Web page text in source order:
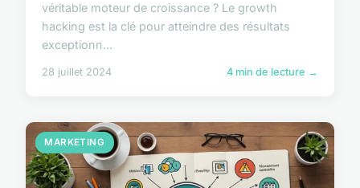
véritable moteur de croissance ? Le growth
hacking est la clé pour atteindre des résultats
exceptionn...
28 juillet 2024 4 min de lecture →
MARKETING